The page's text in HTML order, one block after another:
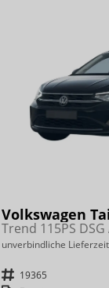
Volkswagen
unverbindliche
Fahrzeugnr. 19365